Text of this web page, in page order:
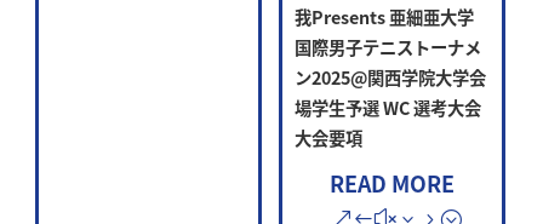
我Presents 亜細亜大学
国際男子テニストーナメ
ン2025@関西学院大学会
場学生予選 WC 選考大会
大会要項
READ MORE